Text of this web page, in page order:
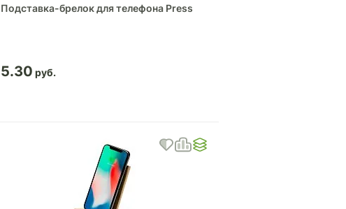
Подставка-брелок для телефона Press
5.30